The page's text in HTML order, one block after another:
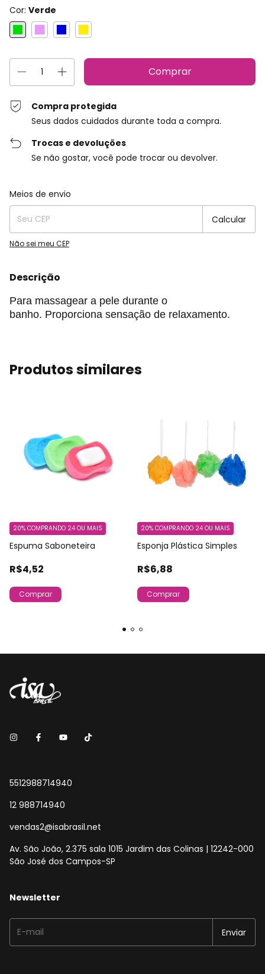
Cor: Verde
Compra protegida
Seus dados cuidados durante toda a compra.
Trocas e devoluções
Se não gostar, você pode trocar ou devolver.
Entregas para o CEP:
Meios de envio
Calcular
Não sei meu CEP
Descrição
Para massagear a pele durante o
banho. Proporciona sensação de relaxamento.
Produtos similares
Espuma Saboneteira
R$4,52
20% COMPRANDO 24 OU MAIS
Comprar
Esponja Plástica Simples
R$6,88
20% COMPRANDO 24 OU MAIS
Comprar
5512988714940
12 988714940
vendas2@isabrasil.net
Av. São João, 2.375 sala 1015 Jardim das Colinas | 12242-000
São José dos Campos-SP
Newsletter